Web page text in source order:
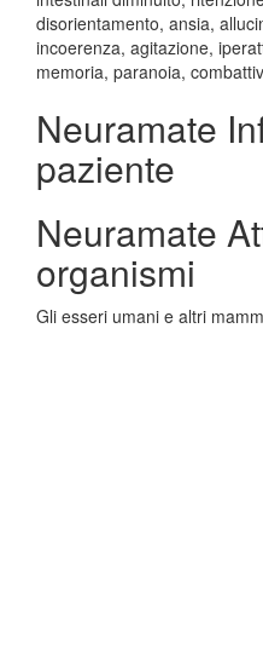
disorientamento, ansia,
incoerenza, agitazione,
memoria, paranoia,
Neuramate
paziente
Neuramate
organismi
Gli esseri umani e altri